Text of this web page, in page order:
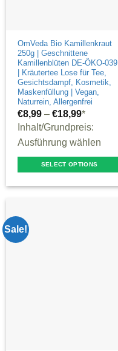
OmVeda Bio Kamillenkraut
250g | Geschnittene
Kamillenblüten DE-ÖKO-039
| Kräutertee Lose für Tee,
Gesichtsdampf, Kosmetik,
Maskenfüllung | Vegan,
Naturrein, Allergenfrei
€8,99 –€18,99*
Inhalt/Grundpreis:
Ausführung wählen
SELECT OPTIONS
multiple
variants.
Sale!